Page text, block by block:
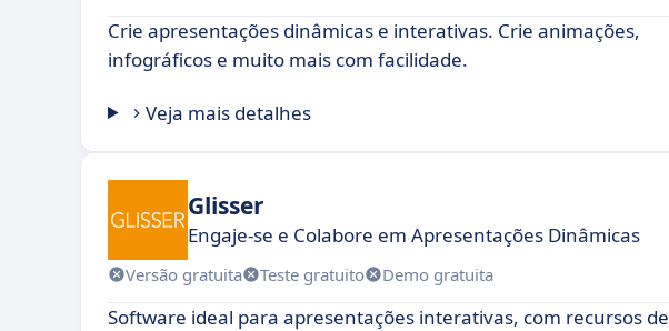
Crie apresentações dinâmicas e interativas. Crie animações,
infográficos e muito mais com facilidade.
Veja mais detalhes
Glisser
Engaje-se e Colabore em Apresentações Dinâmicas
Versão gratuita Teste gratuito Demo gratuita
Software ideal para apresentações interativas, com recursos de